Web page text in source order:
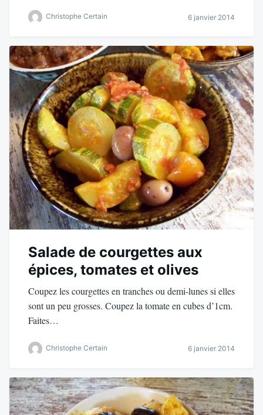
Christophe Certain 6 janvier 2014
Salade de courgettes aux
épices, tomates et olives
Coupez les courgettes en tranches ou demi-lunes si elles
sont un peu grosses. Coupez la tomate en cubes d’1cm.
Faites…
Christophe Certain 6 janvier 2014